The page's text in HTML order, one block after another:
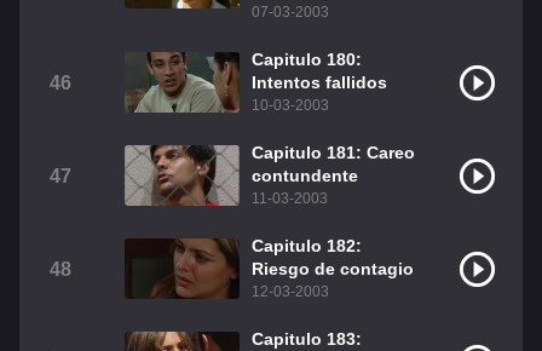
07-03-2003
46
Capitulo 180:
Intentos fallidos
10-03-2003
47
Capitulo 181: Careo
contundente
11-03-2003
48
Capitulo 182:
Riesgo de contagio
12-03-2003
Capitulo 183: